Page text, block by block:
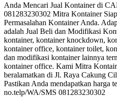
Anda Mencari Jual Kontainer di
081283230302 Mitra Kontainer
Permasalahan Kontainer Anda.
adalah Jual Beli dan Modifikasi
kontainer, kontainer knockdown,
kontainer office, kontainer toilet,
dan modifikasi kontainer lainnya
kontainer office. Kami Mitra
beralamatkan di Jl. Raya Cakung
Pastikan Anda mendapatkan harga
no.telp/WA/SMS 081283230302